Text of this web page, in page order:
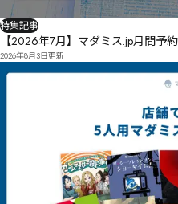
特集記事
【2026年7月】マダミス.jp月間予
2026年8月3日更新